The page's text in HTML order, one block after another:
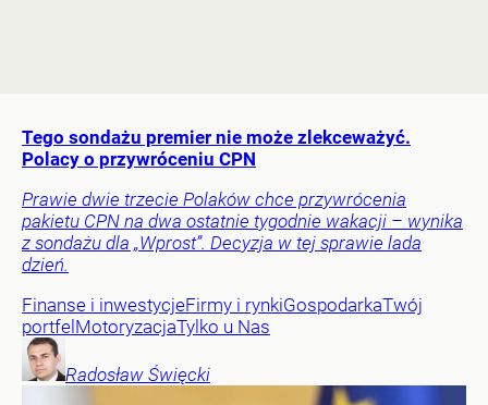
Tego sondażu premier nie może zlekceważyć.
Polacy o przywróceniu CPN
Prawie dwie trzecie Polaków chce przywrócenia
pakietu CPN na dwa ostatnie tygodnie wakacji – wynika
z sondażu dla „Wprost”. Decyzja w tej sprawie lada
dzień.
Finanse i inwestycjeFirmy i rynkiGospodarkaTwój
portfel MotoryzacjaTylko u Nas
Radosław Święcki